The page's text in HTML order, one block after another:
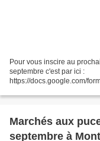
Pour vous inscire au
septembre c'est par ici :
https://docs.google.com/
Marchés aux
septembre à